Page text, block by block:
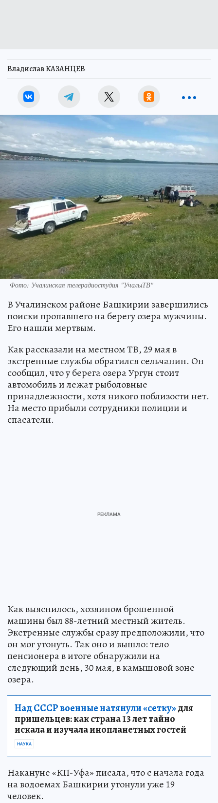
Владислав КАЗАНЦЕВ
Фото: Учалинская телерадиостудия "УчалыТВ"
В Учалинском районе Башкирии завершились
поиски пропавшего на берегу озера мужчины.
Его нашли мертвым.
Как рассказали на местном ТВ, 29 мая в
экстренные службы обратился сельчанин. Он
сообщил, что у берега озера Ургун стоит
автомобиль и лежат рыболовные
принадлежности, хотя никого поблизости нет.
На место прибыли сотрудники полиции и
спасатели.
Как выяснилось, хозяином брошенной
машины был 88-летний местный житель.
Экстренные службы сразу предположили, что
он мог утонуть. Так оно и вышло: тело
пенсионера в итоге обнаружили на
следующий день, 30 мая, в камышовой зоне
озера.
Над СССР военные натянули «сетку»для
пришельцев: как страна 13 лет тайно
искала и изучала инопланетных гостей
НАУКА
Накануне «КП-Уфа» писала, что с начала года
на водоемах Башкирии утонули уже 19
человек.